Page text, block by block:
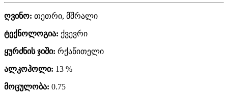
ღვინო: თეთრი, მშრალი
ტექნოლოგია: ქვევრი
ყურძნის ჯიში: რქაწითელი
ალკოჰოლი: 13 %
მოცულობა: 0.75